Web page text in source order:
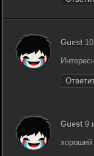
Guest10
Guest9